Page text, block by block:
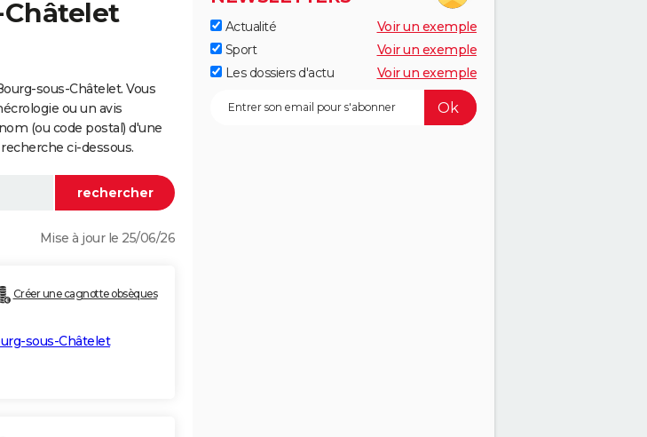
sous-Châtelet. Vous
ou un avis
(ou code postal) d'une
ci-dessous.
Mise à jour le 25/06/26
Créer une cagnotte obsèques
sous-Châtelet
Actualité
Voir un exemple
Sport
Voir un exemple
Les dossiers d'actu
Voir un exemple